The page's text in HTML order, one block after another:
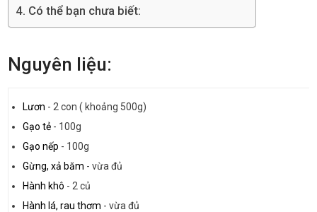
Có thể bạn chưa biết:
Nguyên liệu:
Lươn - 2 con ( khoảng 500g)
Gạo tẻ - 100g
Gạo nếp - 100g
Gừng, xả băm -vừa đủ
Hành khô - 2 củ
Hành lá, rau thơm -vừa đủ